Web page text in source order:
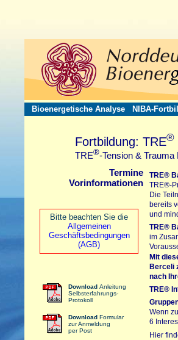
Bioenergetische Analyse NIBA-
Fortbildung: TRE®
TRE®-Tension &
Bitte beachten Sie die
Allgemeinen
Geschäftsbedingungen
(AGB)
Termine
Vorinformationen
Download Anleitung
Selbsterfahrungs-
Protokoll
Download Formular
zur Anmeldung
per Post
TRE®
TRE®-
Die
bereits
und
TRE®
im
Mit
Berceli
nach
TRE®
Wenn
6
Hier